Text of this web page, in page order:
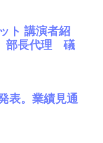
ト 講演者紹
部長代理 礒
表。業績見通